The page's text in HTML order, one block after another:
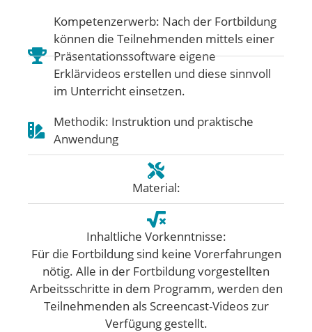
Kompetenzerwerb: Nach der Fortbildung
können die Teilnehmenden mittels einer
Präsentationssoftware eigene
Erklärvideos erstellen und diese sinnvoll
im Unterricht einsetzen.
Methodik: Instruktion und praktische
Anwendung
Material:
Inhaltliche Vorkenntnisse:
Für die Fortbildung sind keine Vorerfahrungen
nötig. Alle in der Fortbildung vorgestellten
Arbeitsschritte in dem Programm, werden den
Teilnehmenden als Screencast-Videos zur
Verfügung gestellt.